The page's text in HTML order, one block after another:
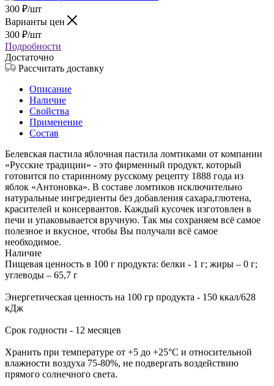
300 ₽/шт
Варианты цен
300 ₽/шт
Подробности
Достаточно
Рассчитать доставку
Описание
Наличие
Свойства
Применение
Состав
Белевская пастила яблочная пастила ломтиками от компании
«Русские традиции» - это фирменный продукт, который
готовится по старинному русскому рецепту 1888 года из
яблок «Антоновка». В составе ломтиков исключительно
натуральные ингредиенты без добавления сахара,глютена,
красителей и консервантов. Каждый кусочек изготовлен в
печи и упаковывается вручную. Так мы сохраняем всё самое
полезное и вкусное, чтобы Вы получали всё самое
необходимое.
Наличие
Пищевая ценность в 100 г продукта: белки - 1 г; жиры – 0 г;
углеводы – 65,7 г
Энергетическая ценность на 100 гр продукта - 150 ккал/628
кДж
Срок годности - 12 месяцев
Хранить при температуре от +5 до +25°С и относительной
влажности воздуха 75-80%, не подвергать воздействию
прямого солнечного света.